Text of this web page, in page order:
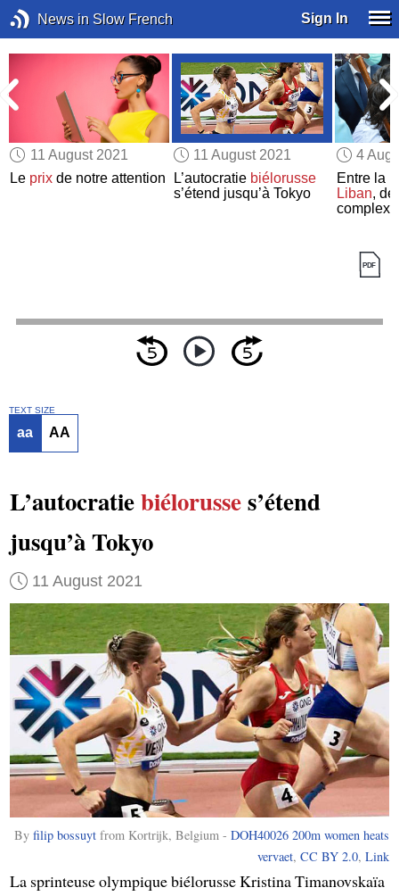
News in Slow French Sign In
11 August 2021
Le prix de notre attention
11 August 2021
L’autocratie biélorusse
s’étend jusqu’à Tokyo
4
Entre la
Liban,
TEXT SIZE
aa AA
L’autocratiebiélorusses’étend
jusqu’à Tokyo
11 August 2021
Byfilip bossuyt from Kortrijk, Belgium -DOH40026 200m women heats
vervaet,CC BY 2.0,Link
La sprinteuse olympique biélorusse Kristina Timanovskaïa